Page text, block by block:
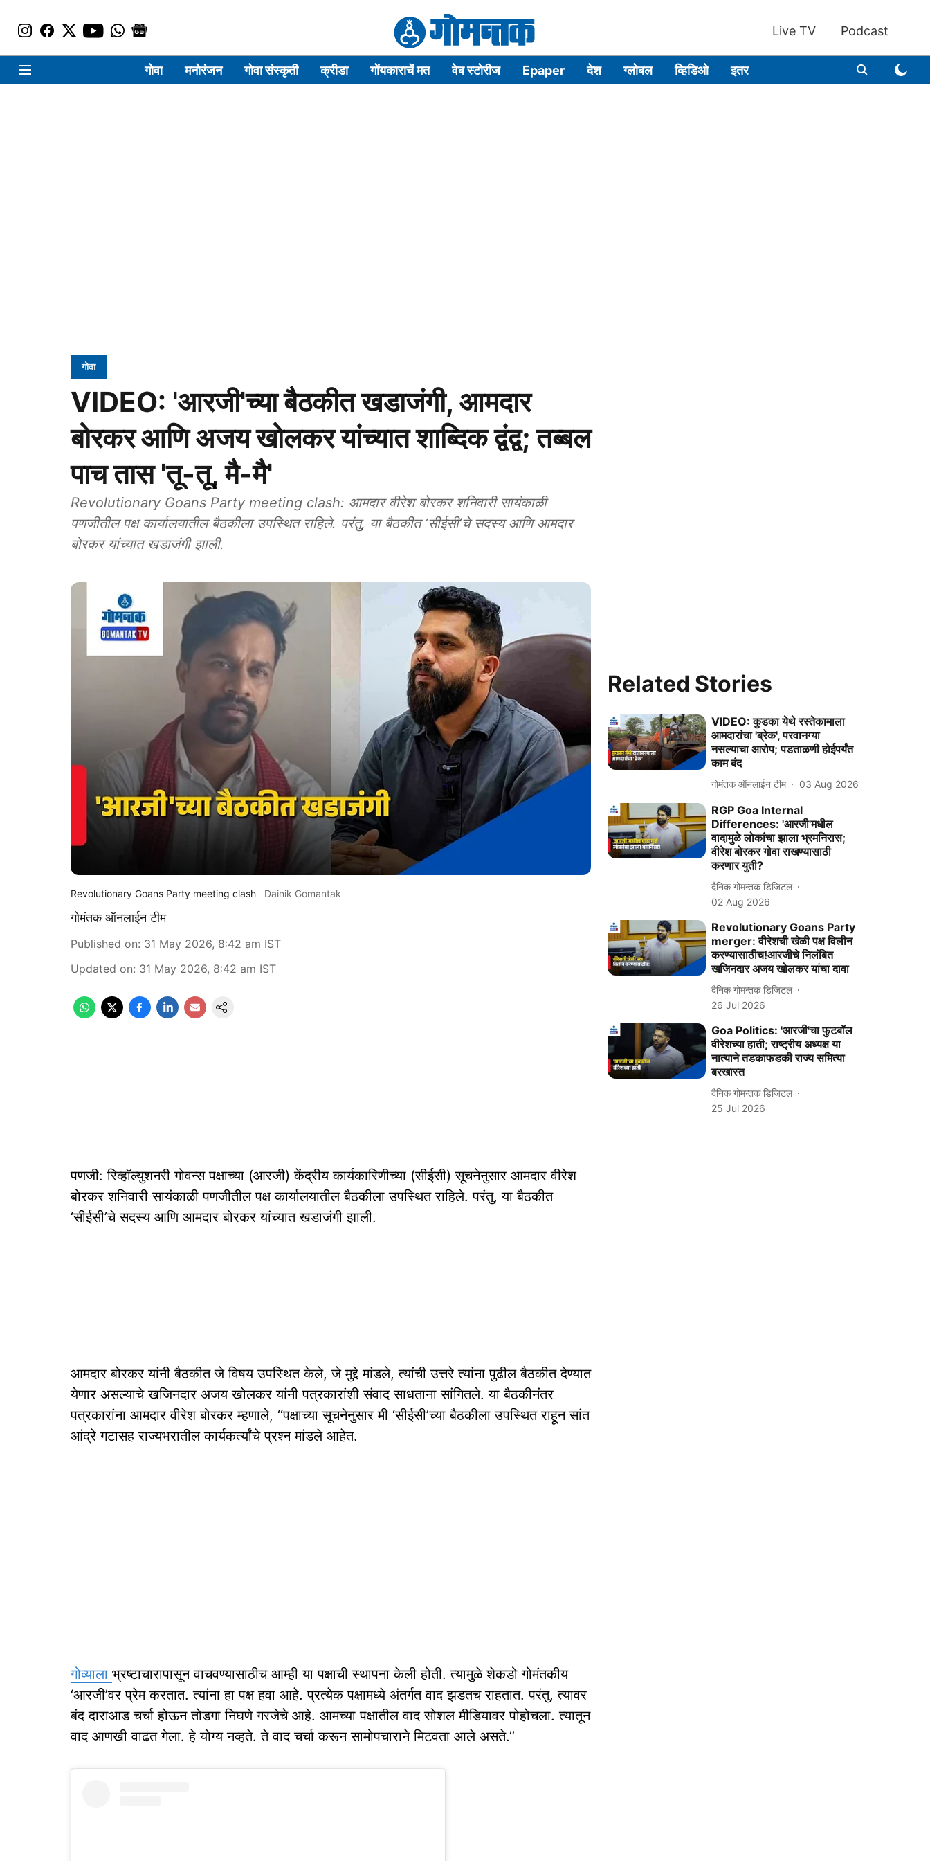
Live TV Podcast
गोवा मनोरंजन गोवा संस्कृती क्रीडा गोंयकाराचें मत वेब स्टोरीज Epaper देश ग्लोबल व्हिडिओ इतर
गोवा
VIDEO: 'आरजी'च्‍या बैठकीत खडाजंगी, आमदार
बोरकर आणि अजय खोलकर यांच्यात शाब्‍दिक द्वंद्व; तब्बल
पाच तास 'तू-तू, मै-मै'
Revolutionary Goans Party meeting clash: आमदार वीरेश बोरकर शनिवारी सायंकाळी
पणजीतील पक्ष कार्यालयातील बैठकीला उपस्‍थित राहिले. परंतु, या बैठकीत ‘सीईसी’चे सदस्‍य आणि आमदार
बोरकर यांच्‍यात खडाजंगी झाली.
Revolutionary Goans Party meeting clash Dainik Gomantak
गोमंतक ऑनलाईन टीम
Published on: 31 May 2026, 8:42 am IST
Updated on: 31 May 2026, 8:42 am IST
पणजी: रिव्‍हॉल्‍युशनरी गोवन्‍स पक्षाच्‍या (आरजी) केंद्रीय कार्यकारिणीच्‍या (सीईसी) सूचनेनुसार आमदार वीरेश
बोरकर शनिवारी सायंकाळी पणजीतील पक्ष कार्यालयातील बैठकीला उपस्‍थित राहिले. परंतु, या बैठकीत
‘सीईसी’चे सदस्‍य आणि आमदार बोरकर यांच्‍यात खडाजंगी झाली.
आमदार बोरकर यांनी बैठकीत जे विषय उपस्‍थित केले, जे मुद्दे मांडले, त्‍यांची उत्तरे त्‍यांना पुढील बैठकीत देण्‍यात
येणार असल्‍याचे खजिनदार अजय खोलकर यांनी पत्रकारांशी संवाद साधताना सांगितले. या बैठकीनंतर
पत्रकारांना आमदार वीरेश बोरकर म्‍हणाले, ‘‘पक्षाच्‍या सूचनेनुसार मी ‘सीईसी’च्‍या बैठकीला उपस्‍थित राहून सांत
आंद्रे गटासह राज्‍यभरातील कार्यकर्त्यांचे प्रश्‍‍न मांडले आहेत.
गोव्‍याला भ्रष्‍टाचारापासून वाचवण्‍यासाठीच आम्‍ही या पक्षाची स्‍थापना केली होती. त्‍यामुळे शेकडो गोमंतकीय
‘आरजी’वर प्रेम करतात. त्‍यांना हा पक्ष हवा आहे. प्रत्‍येक पक्षामध्‍ये अंतर्गत वाद झडतच राहतात. परंतु, त्‍यावर
बंद दाराआड चर्चा होऊन तोडगा निघणे गरजेचे आहे. आमच्‍या पक्षातील वाद सोशल मीडियावर पोहोचला. त्‍यातून
वाद आणखी वाढत गेला. हे योग्‍य नव्‍हते. ते वाद चर्चा करून सामोपचाराने मिटवता आले असते.’’
Related Stories
VIDEO: कुडका येथे रस्‍तेकामाला
आमदारांचा 'ब्रेक', परवानग्‍या
नसल्‍याचा आरोप; पडताळणी होईपर्यंत
काम बंद
गोमंतक ऑनलाईन टीम 03 Aug 2026
RGP Goa Internal
Differences: 'आरजी'मधील
वादामुळे लोकांचा झाला भ्रमनिरास;
वीरेश बोरकर गोवा राखण्यासाठी
करणार युती?
दैनिक गोमन्तक डिजिटल
02 Aug 2026
Revolutionary Goans Party
merger: वीरेशची खेळी पक्ष विलीन
करण्‍यासाठीच!आरजीचे निलंबित
खजिनदार अजय खोलकर यांचा दावा
दैनिक गोमन्तक डिजिटल
26 Jul 2026
Goa Politics: 'आरजी'चा फुटबॉल
वीरेशच्या हाती; राष्ट्रीय अध्यक्ष या
नात्याने तडकाफडकी राज्य समित्या
बरखास्त
दैनिक गोमन्तक डिजिटल
25 Jul 2026